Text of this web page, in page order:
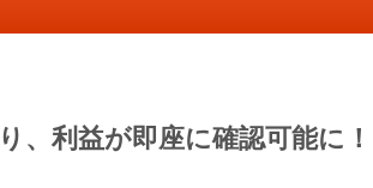
、利益が即座に確認可能に！